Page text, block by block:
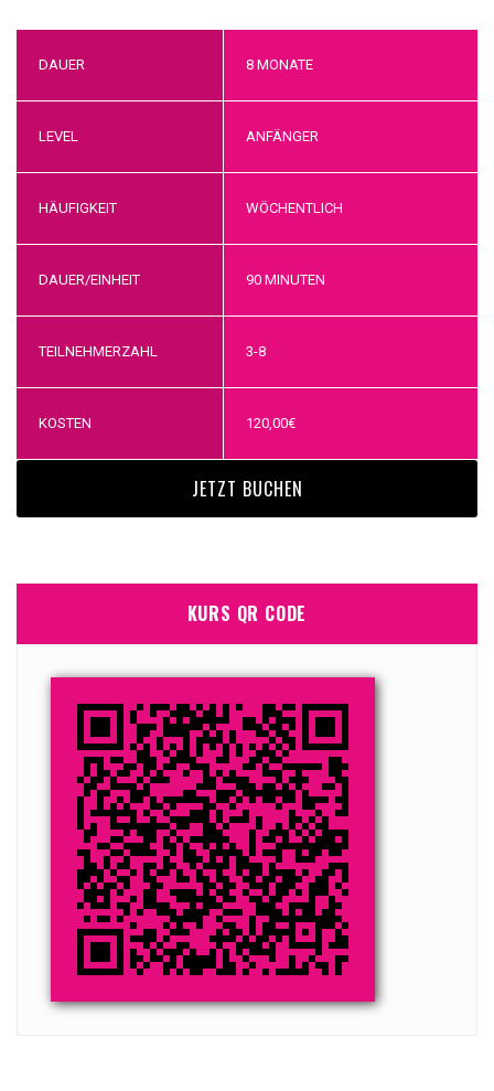
DAUER 8 MONATE
LEVEL ANFÄNGER
HÄUFIGKEIT WÖCHENTLICH
DAUER/EINHEIT 90 MINUTEN
TEILNEHMERZAHL 3-8
KOSTEN 120,00€
JETZT BUCHEN
KURS QR CODE